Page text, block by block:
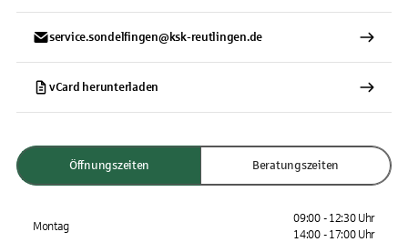
service.sondelfingen@ksk-reutlingen.de
vCard herunterladen
Öffnungszeiten Beratungszeiten
Montag
09:00 - 12:30 Uhr
14:00 - 17:00 Uhr